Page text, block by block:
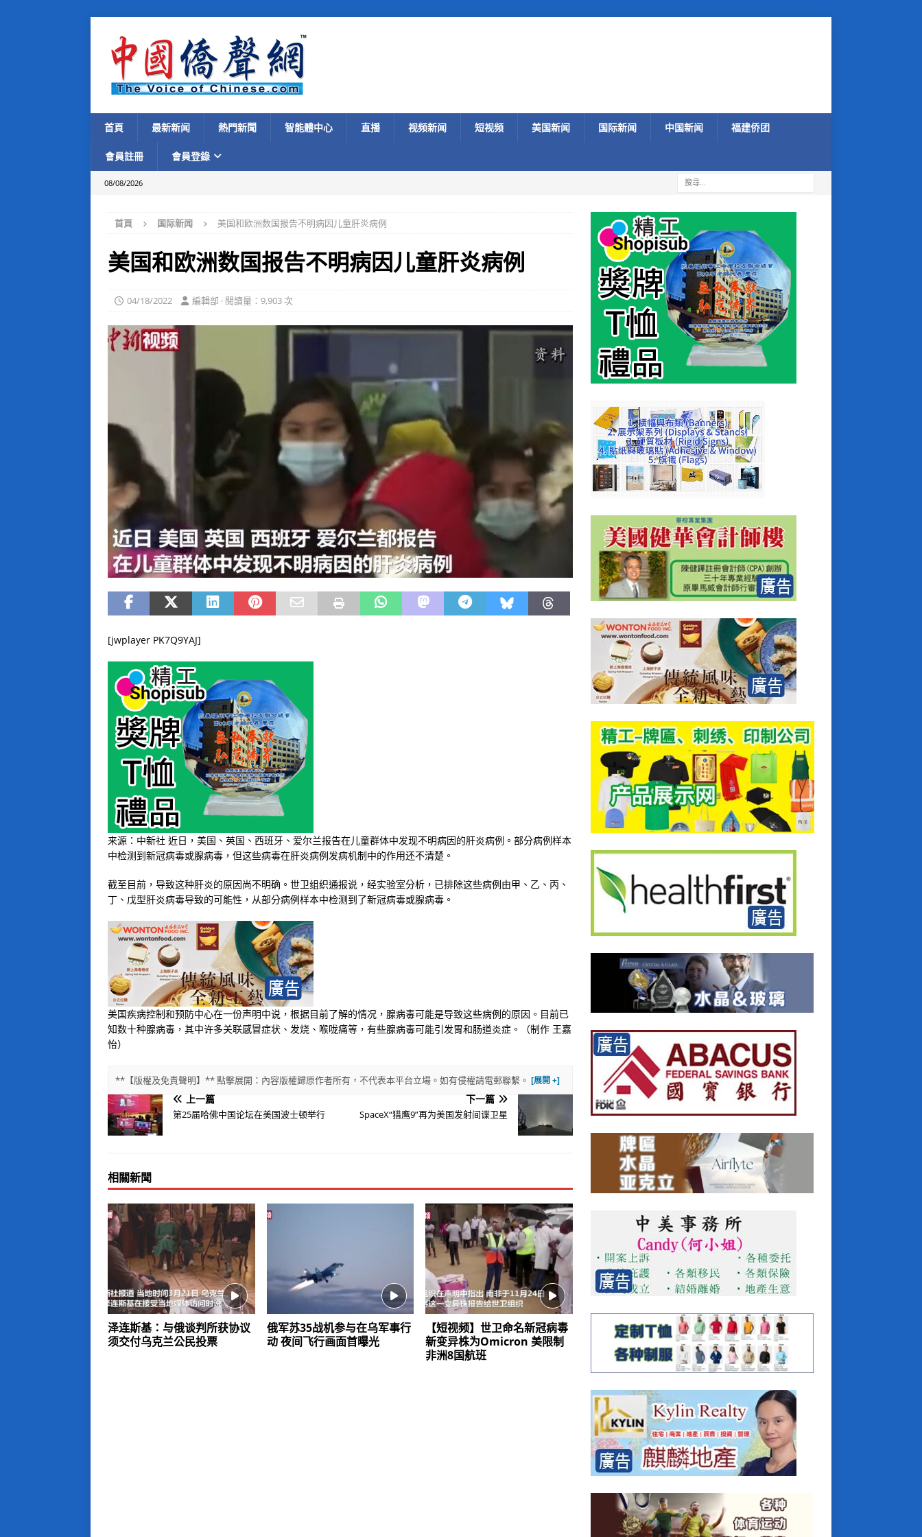
首頁 最新新闻 熱門新聞 智能體中心 直播 视频新闻 短视频 美国新闻 国际新闻 中国新闻 福建侨团
會員註冊 會員登錄
08/08/2026
首頁 国际新闻 美国和欧洲数国报告不明病因儿童肝炎病例
美国和欧洲数国报告不明病因儿童肝炎病例
04/18/2022 編輯部 · 閱讀量：9,903 次
[jwplayer PK7Q9YAJ]
来源：中新社 近日，美国、英国、西班牙、爱尔兰报告在儿童群体中发现不明病因的肝炎病例。部分病例样本
中检测到新冠病毒或腺病毒，但这些病毒在肝炎病例发病机制中的作用还不清楚。
截至目前，导致这种肝炎的原因尚不明确。世卫组织通报说，经实验室分析，已排除这些病例由甲、乙、丙、
丁、戊型肝炎病毒导致的可能性，从部分病例样本中检测到了新冠病毒或腺病毒。
美国疾病控制和预防中心在一份声明中说，根据目前了解的情况，腺病毒可能是导致这些病例的原因。目前已
知数十种腺病毒，其中许多关联感冒症状、发烧、喉咙痛等，有些腺病毒可能引发胃和肠道炎症。（制作 王嘉
怡）
**【版權及免責聲明】** 點擊展開：內容版權歸原作者所有，不代表本平台立場。如有侵權請電郵聯繫。
上一篇
第25届哈佛中国论坛在美国波士顿举行
下一篇
SpaceX“猎鹰9”再为美国发射间谍卫星
相關新聞
泽连斯基：与俄谈判所获协议
须交付乌克兰公民投票
俄军苏35战机参与在乌军事行
动 夜间飞行画面首曝光
【短视频】世卫命名新冠病毒
新变异株为Omicron 美限制
非洲8国航班